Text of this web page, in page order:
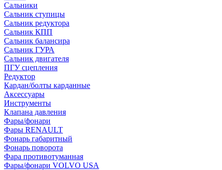
Сальники
Сальник ступицы
Сальник редуктора
Сальник КПП
Сальник балансира
Сальник ГУРА
Сальник двигателя
ПГУ сцепления
Редуктор
Кардан/болты карданные
Аксессуары
Инструменты
Клапана давления
Фары/фонари
Фары RENAULT
Фонарь габаритный
Фонарь поворота
Фара противотуманная
Фары/фонари VOLVO USA